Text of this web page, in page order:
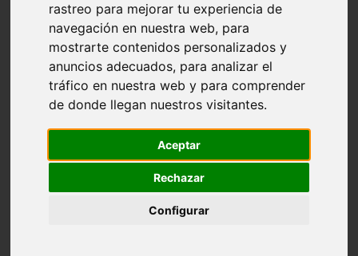
rastreo para mejorar tu experiencia de
navegación en nuestra web, para
mostrarte contenidos personalizados y
anuncios adecuados, para analizar el
tráfico en nuestra web y para comprender
de donde llegan nuestros visitantes.
Aceptar
Rechazar
Configurar
higiene
snacks
acuario
comercios
estanques
viajar
cr a
especies invasoras